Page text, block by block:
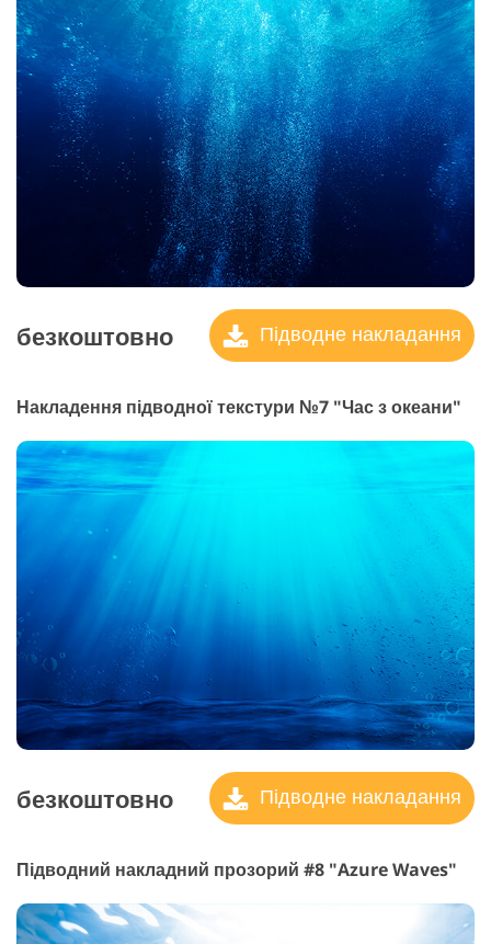
безкоштовно Підводне накладання
Накладення підводної текстури №7 "Час з океани"
безкоштовно Підводне накладання
Підводний накладний прозорий #8 "Azure Waves"